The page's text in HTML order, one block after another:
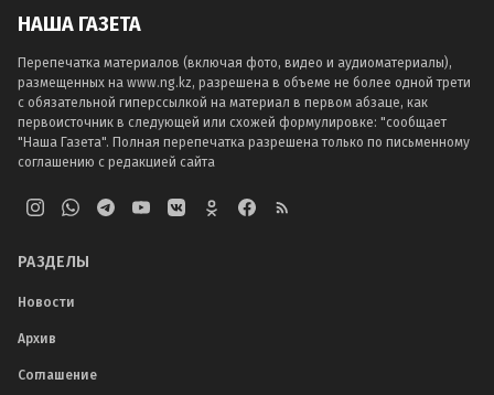
НАША ГАЗЕТА
Перепечатка материалов (включая фото, видео и аудиоматериалы),
размещенных на www.ng.kz, разрешена в объеме не более одной трети
с обязательной гиперссылкой на материал в первом абзаце, как
первоисточник в следующей или схожей формулировке: "сообщает
"Наша Газета". Полная перепечатка разрешена только по письменному
соглашению с редакцией сайта
РАЗДЕЛЫ
Новости
Архив
Соглашение